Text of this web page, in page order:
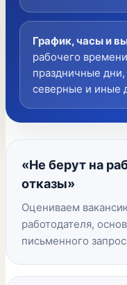
График, часы и
рабочего
праздничные
северные и иные
«Не берут на
отказы»
Оцениваем
работодателя,
письменного